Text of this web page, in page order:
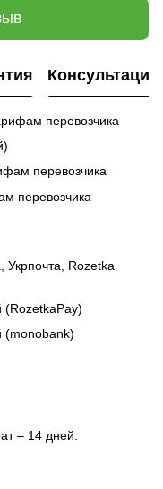
Консультация
перевозчика
перевозчика
перевозчика
Rozetka
(RozetkaPay)
(monobank)
– 14 дней.